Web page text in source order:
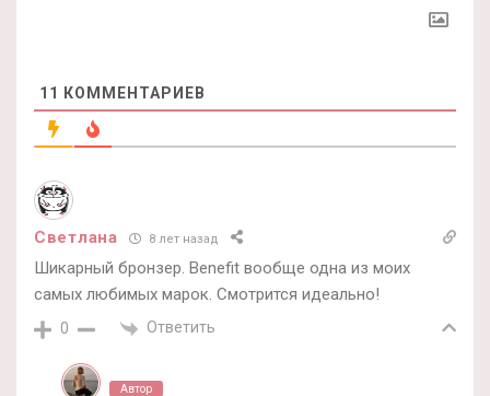
11 КОММЕНТАРИЕВ
Светлана 8 лет назад
Шикарный бронзер. Benefit вообще одна из моих
самых любимых марок. Смотрится идеально!
0 Ответить
Автор